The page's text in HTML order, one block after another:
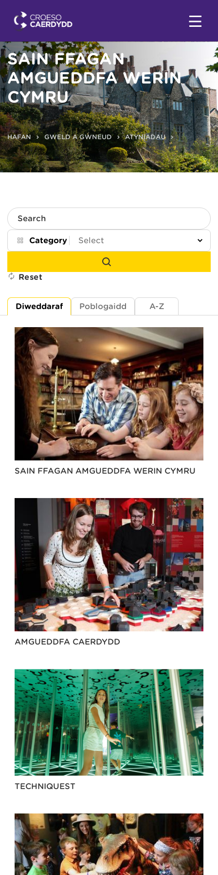
SAIN FFAGAN
AMGUEDDFA WERIN
CYMRU
HAFAN GWELD A GWNEUD ATYNIADAU
Search
Category
Reset
Diweddaraf Poblogaidd A-Z
SAIN FFAGAN AMGUEDDFA WERIN CYMRU
AMGUEDDFA CAERDYDD
TECHNIQUEST